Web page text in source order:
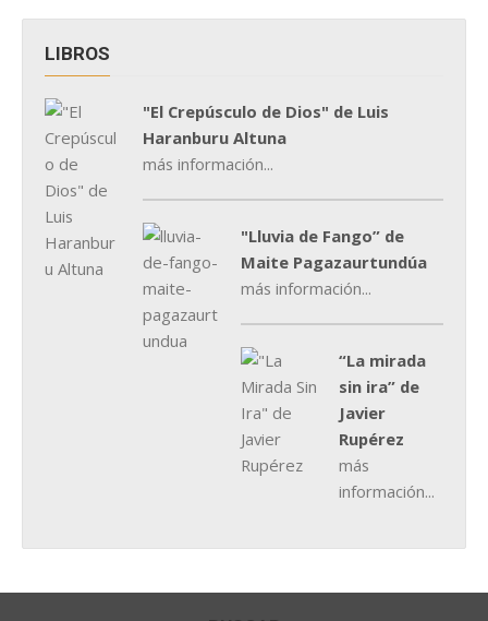
LIBROS
"El Crepúsculo de Dios" de Luis
Haranburu Altuna
más información...
"Lluvia de Fango” de
Maite Pagazaurtundúa
más información...
“La mirada
sin ira” de
Javier
Rupérez
más
información...